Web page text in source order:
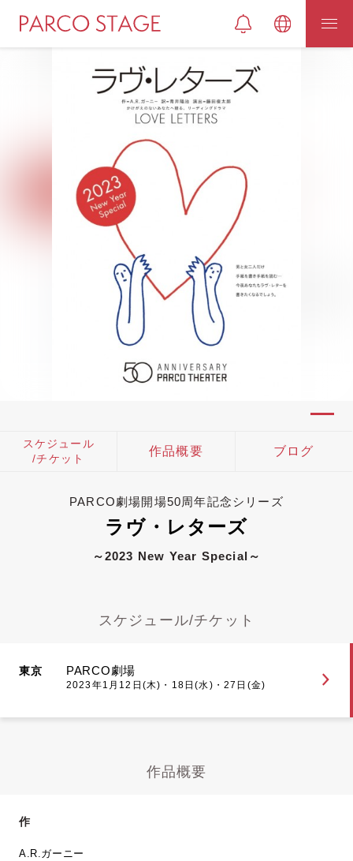
スケジュール
/チケット
作品概要 ブログ
PARCO劇場開場50周年記念シリーズ
ラヴ・レターズ
～2023 New Year Special～
スケジュール/チケット
東京 PARCO劇場
2023年1月12日(木)・18日(水)・27日(金)
作品概要
作
A.R.ガーニー